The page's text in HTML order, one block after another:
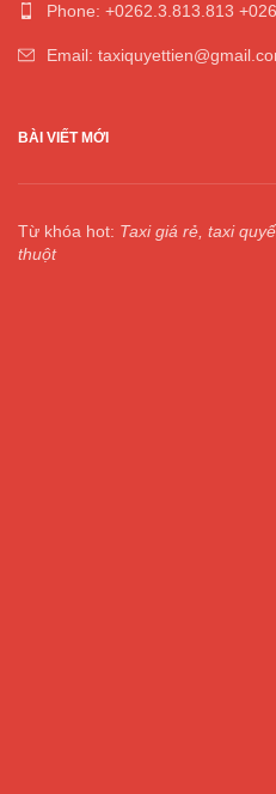
Phone: +0262.3.813.813
Email:
BÀI VIẾT MỚI
Từ khóa hot: Taxi giá rẻ, taxi
thuột